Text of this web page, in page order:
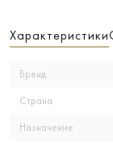
Характеристики
Бренд
Страна
Назначение